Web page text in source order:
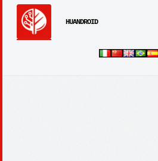
HUANDROID